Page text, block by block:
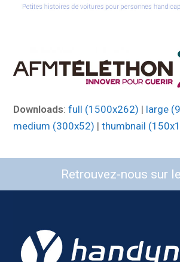
Downloads:full (1500x262) | large
medium (300x52) |thumbnail
Retrouvez-nous sur